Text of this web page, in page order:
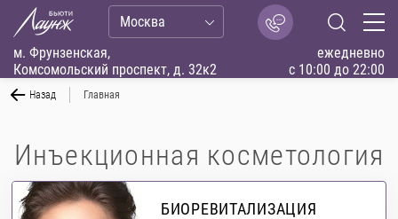
м. Фрунзенская,
Комсомольский проспект, д. 32к2
ежедневно
с 10:00 до 22:00
Москва
Назад Главная
Инъекционная косметология
БИОРЕВИТАЛИЗАЦИЯ